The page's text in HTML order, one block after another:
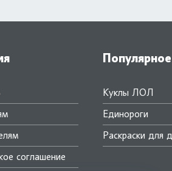
соглашение
Популярное
Куклы ЛОЛ
Единороги
Раскраски для